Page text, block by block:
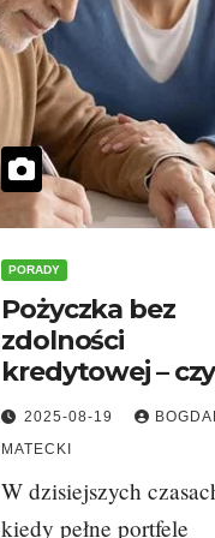
PORADY
Pożyczka bez
zdolności
kredytowej – czy
naprawdę
otrzymać?
2025-08-19
MATECKI
W dzisiejszych
kiedy pełne portfele